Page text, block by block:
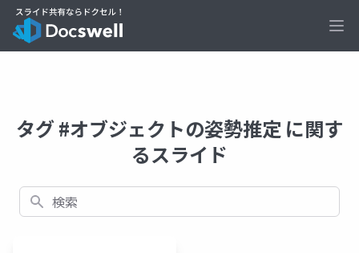
タグ #オブジェクトの姿勢推定 に関す
るスライド
検索